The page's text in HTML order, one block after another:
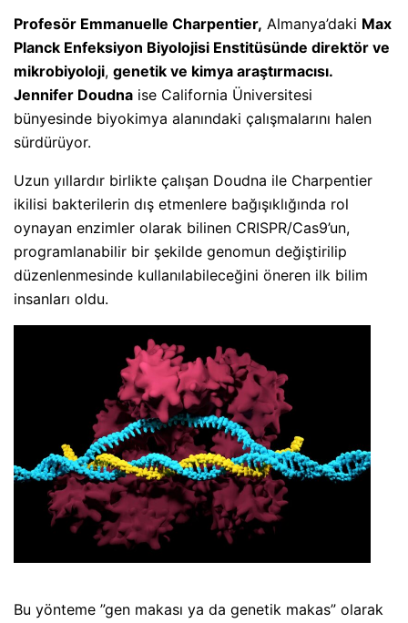
Profesör Emmanuelle Charpentier, Almanya’daki Max
Planck Enfeksiyon Biyolojisi Enstitüsünde direktör ve
mikrobiyoloji, genetik ve kimya araştırmacısı.
Jennifer Doudna ise California Üniversitesi
bünyesinde biyokimya alanındaki çalışmalarını halen
sürdürüyor.
Uzun yıllardır birlikte çalışan Doudna ile Charpentier
ikilisi bakterilerin dış etmenlere bağışıklığında rol
oynayan enzimler olarak bilinen CRISPR/Cas9’un,
programlanabilir bir şekilde genomun değiştirilip
düzenlenmesinde kullanılabileceğini öneren ilk bilim
insanları oldu.
Bu yönteme ”gen makası ya da genetik makas” olarak